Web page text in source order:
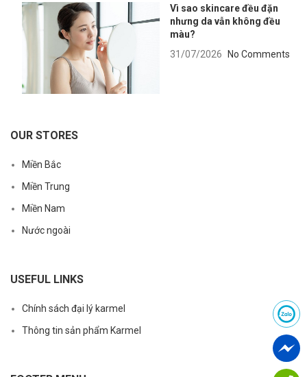
Vì sao skincare đều đặn
nhưng da vẫn không đều
màu?
31/07/2026
No Comments
OUR STORES
Miền Bắc
Miền Trung
Miền Nam
Nước ngoài
USEFUL LINKS
Chính sách đại lý karmel
Thông tin sản phẩm Karmel